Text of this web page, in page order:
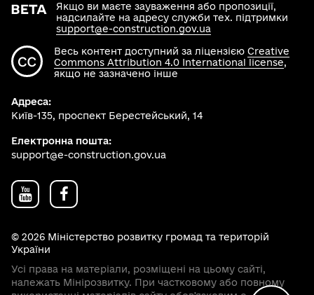
Якщо ви маєте зауваження або пропозиції,
надсилайте на адресу служби тех. підтримки
support@e-construction.gov.ua
Весь контент доступний за ліцензією Creative
Commons Attribution 4.0 International license,
якщо не зазначено інше
Адреса:
Київ-135, проспект Берестейський, 14
Електронна пошта:
support@e-construction.gov.ua
© 2026 Міністерство розвитку громад та територій
України
Усі права на матеріали, розміщені на цьому сайті,
належать Мінірозвитку. При частковому або повному